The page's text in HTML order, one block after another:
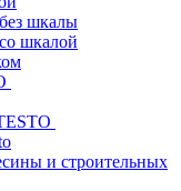
шкалы
шкалой
и строительных